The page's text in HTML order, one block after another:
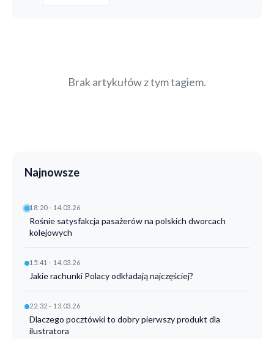
Brak artykułów z tym tagiem.
Najnowsze
18:20 - 14.03.26
Rośnie satysfakcja pasażerów na polskich dworcach
kolejowych
15:41 - 14.03.26
Jakie rachunki Polacy odkładają najczęściej?
22:32 - 13.03.26
Dlaczego pocztówki to dobry pierwszy produkt dla
ilustratora